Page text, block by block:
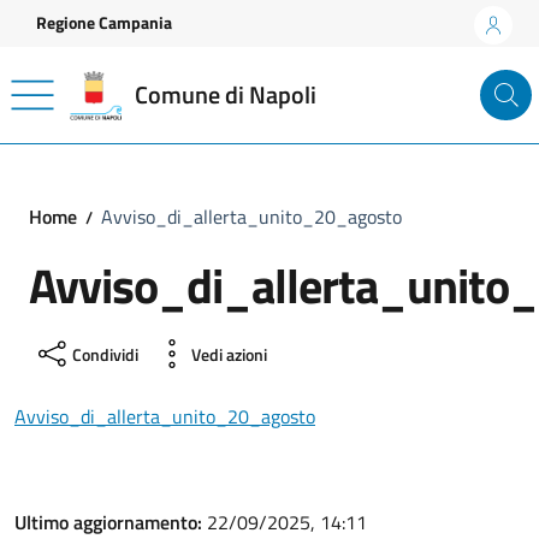
Vai ai contenuti
Vai al footer
Regione Campania
Comune di Napoli
Home Avviso_di_allerta_unito_20_agosto
Condividi Vedi azioni
Avviso_di_allerta_unito_20_agosto
Ultimo aggiornamento: 22/09/2025, 14:11